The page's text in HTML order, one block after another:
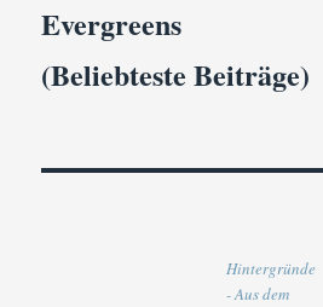
Evergreens
(Beliebteste Beiträge)
Hintergründe
- Aus dem